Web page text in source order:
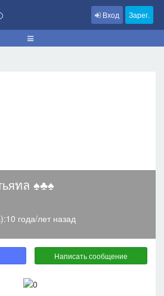
Вход Зарег.
ทล ♠♣♠
года/лет назад
Написать сообщение